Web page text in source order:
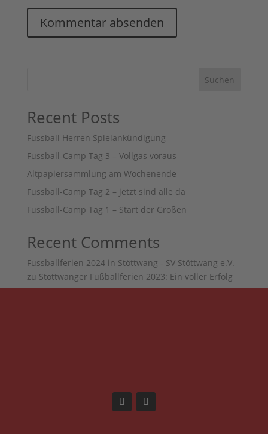
Suchen
Recent Posts
Fussball Herren Spielankündigung
Fussball-Camp Tag 3 – Vollgas voraus
Altpapiersammlung am Wochenende
Fussball-Camp Tag 2 – jetzt sind alle da
Fussball-Camp Tag 1 – Start der Großen
Recent Comments
Fussballferien 2024 in Stöttwang - SV Stöttwang e.V.
zu Stöttwanger Fußballferien 2023: Ein voller Erfolg